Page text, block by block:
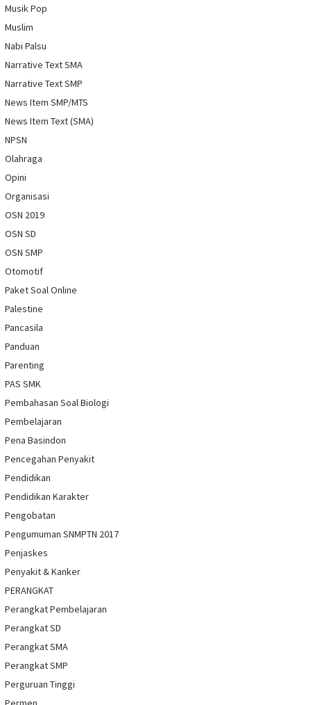
Musik Pop
Muslim
Nabi Palsu
Narrative Text SMA
Narrative Text SMP
News Item SMP/MTS
News Item Text (SMA)
NPSN
Olahraga
Opini
Organisasi
OSN 2019
OSN SD
OSN SMP
Otomotif
Paket Soal Online
Palestine
Pancasila
Panduan
Parenting
PAS SMK
Pembahasan Soal Biologi
Pembelajaran
Pena Basindon
Pencegahan Penyakit
Pendidikan
Pendidikan Karakter
Pengobatan
Pengumuman SNMPTN 2017
Penjaskes
Penyakit & Kanker
PERANGKAT
Perangkat Pembelajaran
Perangkat SD
Perangkat SMA
Perangkat SMP
Perguruan Tinggi